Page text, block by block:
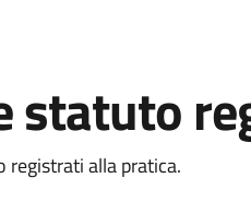
statuto
alla pratica.